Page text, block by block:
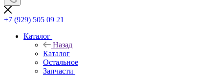
+7 (929) 505 09 21
Каталог
Назад
Каталог
Остальное
Запчасти